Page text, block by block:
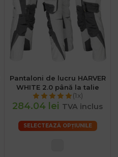
Pantaloni de lucru HARVER
WHITE 2.0 până la talie
(1x)
284.04 lei TVA inclus
SELECTEAZĂ OPȚIUNILE